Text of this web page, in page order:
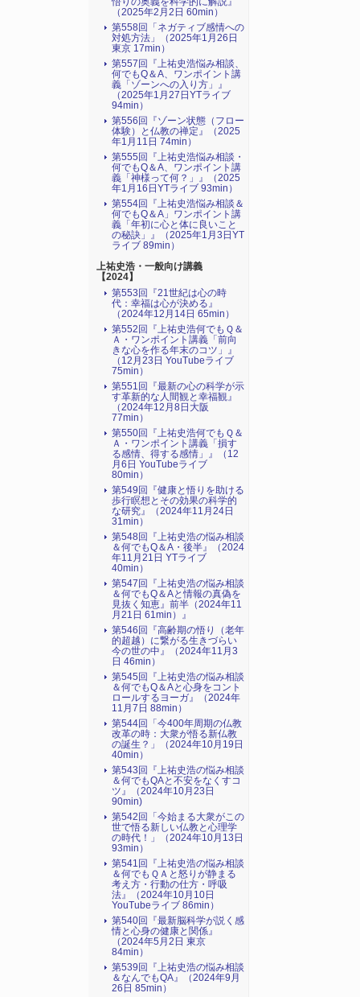
（2025年2月2日 60min）
第558回「ネガティブ感情への
対処方法」（2025年1月26日
東京 17min）
第557回『上祐史浩悩み相談、
何でもQ＆A、ワンポイント講
義「ゾーンへの入り方」』
（2025年1月27日YTライブ
94min）
第556回『ゾーン状態（フロー
体験）と仏教の禅定』（2025
年1月11日 74min）
第555回『上祐史浩悩み相談・
何でもQ＆A、ワンポイント講
義「神様って何？」』（2025
年1月16日YTライブ 93min）
第554回『上祐史浩悩み相談＆
何でもQ＆A」ワンポイント講
義「年初に心と体に良いこと
の秘訣」』（2025年1月3日YT
ライブ 89min）
上祐史浩・一般向け講義
【2024】
第553回『21世紀は心の時
代：幸福は心が決める』
（2024年12月14日 65min）
第552回『上祐史浩何でもＱ＆
Ａ・ワンポイント講義「前向
きな心を作る年末のコツ」』
（12月23日 YouTubeライブ
75min）
第551回『最新の心の科学が示
す革新的な人間観と幸福観』
（2024年12月8日大阪
77min）
第550回『上祐史浩何でもＱ＆
Ａ・ワンポイント講義「損す
る感情、得する感情」』（12
月6日 YouTubeライブ
80min）
第549回『健康と悟りを助ける
歩行瞑想とその効果の科学的
な研究』（2024年11月24日
31min）
第548回『上祐史浩の悩み相談
＆何でもQ＆A・後半』（2024
年11月21日 YTライブ
40min）
第547回『上祐史浩の悩み相談
＆何でもQ＆Aと情報の真偽を
見抜く知恵』前半（2024年11
月21日 61min）』
第546回『高齢期の悟り（老年
的超越）に繋がる生きづらい
今の世の中』（2024年11月3
日 46min）
第545回『上祐史浩の悩み相談
＆何でもQ＆Aと心身をコント
ロールするヨーガ』（2024年
11月7日 88min）
第544回「今400年周期の仏教
改革の時：大衆が悟る新仏教
の誕生？」（2024年10月19日
40min）
第543回『上祐史浩の悩み相談
＆何でもQAと不安をなくすコ
ツ』（2024年10月23日
90min)
第542回「今始まる大衆がこの
世で悟る新しい仏教と心理学
の時代！」（2024年10月13日
93min）
第541回『上祐史浩の悩み相談
＆何でもＱＡと怒りが静まる
考え方・行動の仕方・呼吸
法』（2024年10月10日
YouTubeライブ 86min）
第540回『最新脳科学が説く感
情と心身の健康と関係』
（2024年5月2日 東京
84min）
第539回『上祐史浩の悩み相談
＆なんでもQA』（2024年9月
26日 85min）